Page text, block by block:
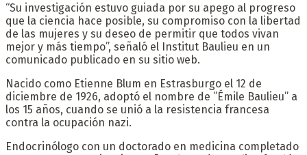
“Su investigación estuvo guiada por su apego al progreso
que la ciencia hace posible, su compromiso con la libertad
de las mujeres y su deseo de permitir que todos vivan
mejor y más tiempo”, señaló el Institut Baulieu en un
comunicado publicado en su sitio web.
Nacido como Etienne Blum en Estrasburgo el 12 de
diciembre de 1926, adoptó el nombre de ”Émile Baulieu” a
los 15 años, cuando se unió a la resistencia francesa
contra la ocupación nazi.
Endocrinólogo con un doctorado en medicina completado